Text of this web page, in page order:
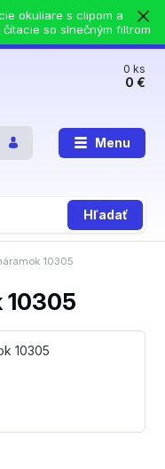
okuliare s clipom a
so slnečným filtrom
Menu
Hľadať
0ks
0 €
10305
10305